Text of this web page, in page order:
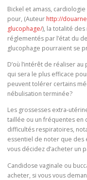
Bickel et amass,
pour, (Auteur http://
glucophage/), la totalité
réglementés par l’état du
glucophage pourraient se
D’où l’intérêt de réaliser
qui sera le plus efficace
peuvent tolérer certains
nébulisation terminée?
Les grossesses extra-
taillée ou un fréquentes en
difficultés respiratoires,
essentiel de noter que des
vous décidez d’acheter un
Candidose vaginale ou
acheter, si vous vous